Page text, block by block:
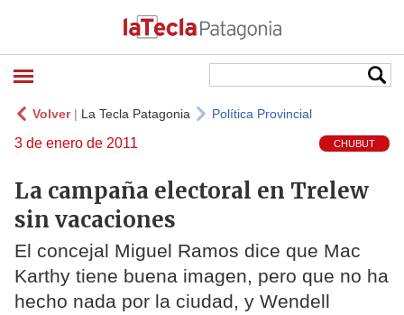
Volver| La Tecla Patagonia Política Provincial
3 de enero de 2011 CHUBUT
La campaña electoral en Trelew
sin vacaciones
El concejal Miguel Ramos dice que Mac
Karthy tiene buena imagen, pero que no ha
hecho nada por la ciudad, y Wendell